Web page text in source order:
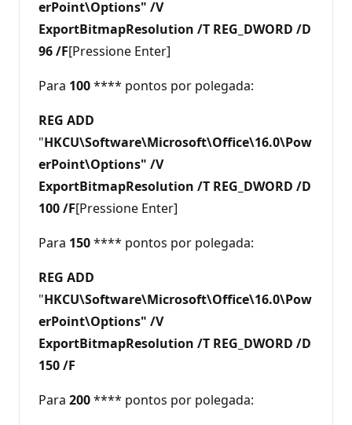
erPoint\Options" /V
ExportBitmapResolution /T REG_DWORD /D
96 /F[Pressione Enter]
Para 100**** pontos por polegada:
REG ADD
"HKCU\Software\Microsoft\Office\16.0\Pow
erPoint\Options" /V
ExportBitmapResolution /T REG_DWORD /D
100 /F[Pressione Enter]
Para 150**** pontos por polegada:
REG ADD
"HKCU\Software\Microsoft\Office\16.0\Pow
erPoint\Options" /V
ExportBitmapResolution /T REG_DWORD /D
150 /F
Para 200**** pontos por polegada: